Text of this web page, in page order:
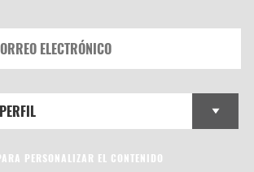
PERSONALIZAR EL CONTENIDO